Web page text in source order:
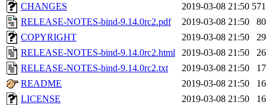
CHANGES
2019-03-08 21:50
RELEASE-NOTES-bind-9.14.0rc2.pdf
2019-03-08 21:50
COPYRIGHT
2019-03-08 21:50
RELEASE-NOTES-bind-9.14.0rc2.html
2019-03-08 21:50
RELEASE-NOTES-bind-9.14.0rc2.txt
2019-03-08 21:50
README
2019-03-08 21:50
LICENSE
2019-03-08 21:50